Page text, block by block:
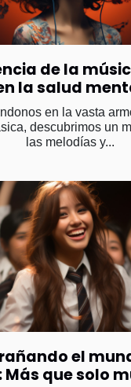
de la
la salud
en la vasta
descubrimos un
las melodías y...
el
Más que solo